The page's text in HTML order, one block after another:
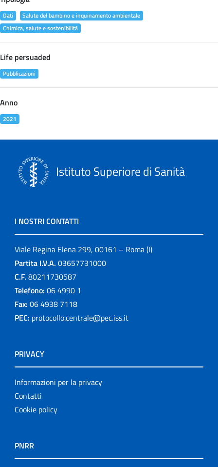
Dati
Salute del bambino e inquinamento ambientale
Chimica, salute e sostenibilità
Life persuaded
Pubblicazioni
Anno
2021
Istituto Superiore di Sanità
I NOSTRI CONTATTI
Viale Regina Elena 299, 00161 – Roma (I)
Partita I.V.A. 03657731000
C.F. 80211730587
Telefono: 06 4990 1
Fax: 06 4938 7118
PEC: protocollo.centrale@pec.iss.it
PRIVACY
Informazioni per la privacy
Contatti
Cookie policy
PNRR